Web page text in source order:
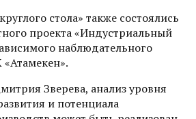
стола» также состоялись
проекта «Индустриальный
наблюдательного
Зверева, анализ уровня
и потенциала